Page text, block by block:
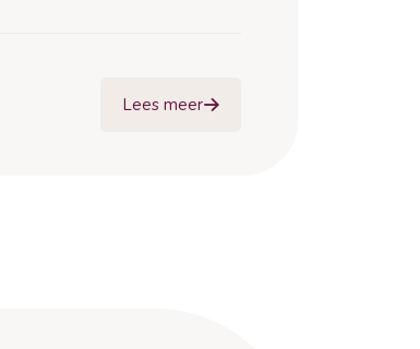
Lees meer